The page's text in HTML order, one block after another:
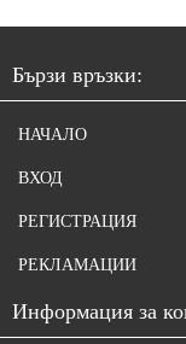
Бързи връзки:
НАЧАЛО
ВХОД
РЕГИСТРАЦИЯ
РЕКЛАМАЦИИ
Информация за